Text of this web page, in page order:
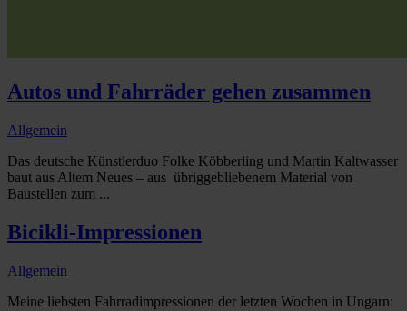
Autos und Fahrräder gehen zusammen
Allgemein
Das deutsche Künstlerduo Folke Köbberling und Martin Kaltwasser
baut aus Altem Neues – aus übriggebliebenem Material von
Baustellen zum ...
Bicikli-Impressionen
Allgemein
Meine liebsten Fahrradimpressionen der letzten Wochen in Ungarn: